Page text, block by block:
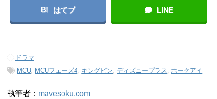
B! はてブ LINE
- ドラマ
-MCU MCUフェーズ4 キングピン ,ディズニープラス ホークアイ
執筆者： mavesoku.com